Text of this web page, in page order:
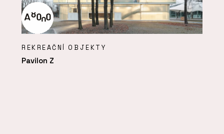
REKREAČNÍ OBJEKTY
Pavilon Z